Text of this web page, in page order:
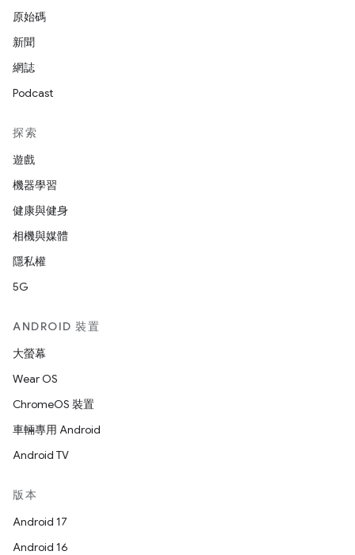
原始碼
新聞
網誌
Podcast
探索
遊戲
機器學習
健康與健身
相機與媒體
隱私權
5G
ANDROID 裝置
大螢幕
Wear OS
ChromeOS 裝置
車輛專用 Android
Android TV
版本
Android 17
Android 16